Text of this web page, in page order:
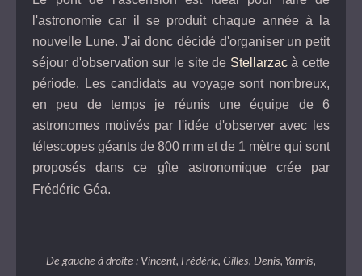
l'astronomie car il se produit chaque année à la
nouvelle Lune. J'ai donc décidé d'organiser un petit
séjour d'observation sur le site de Stellarzacà cette
période. Les candidats au voyage sont nombreux,
en peu de temps je réunis une équipe de 6
astronomes motivés par l'idée d'observer avec les
télescopes géants de 800 mm et de 1 mètre qui sont
proposés dans ce gîte astronomique crée par
Frédéric Géa.
De gauche à droite : Vincent, Frédéric, Gilles, Denis, Yannis,